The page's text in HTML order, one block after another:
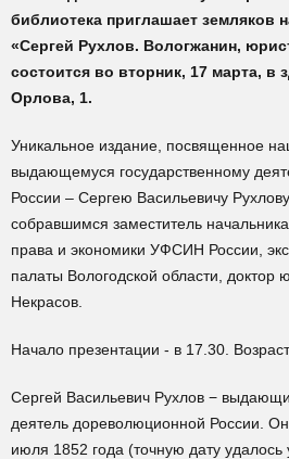
библиотека приглашает земляков
«Сергей Рухлов. Вологжанин,
состоится во вторник, 17 марта, в
Орлова, 1.
Уникальное издание, посвященное
выдающемуся государственному
России – Сергею Васильевичу
собравшимся заместитель начальника
права и экономики УФСИН России,
палаты Вологодской области, доктор
Некрасов.
Начало презентации - в 17.30.
Сергей Васильевич Рухлов −
деятель дореволюционной России.
июля 1852 года (точную дату удалось